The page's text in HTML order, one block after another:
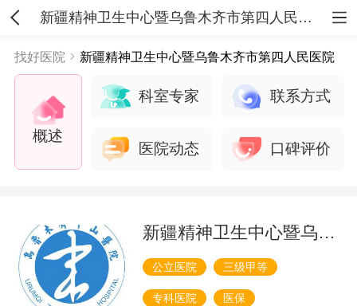
新疆精神卫生中心暨乌鲁木齐市第四人民医院
找好医院 新疆精神卫生中心暨乌鲁木齐市第四人民医院
概述
科室专家 联系方式
医院动态 口碑评价
新疆精神卫生中心暨乌鲁木齐市第四人民医院
公立医院 三级甲等
专科医院 医保